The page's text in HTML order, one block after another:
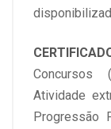
Concursos
Atividade
Progressão